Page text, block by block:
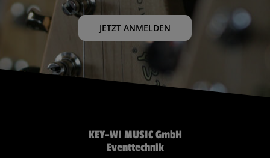
JETZT ANMELDEN
KEY-WI MUSIC GmbH
Eventtechnik